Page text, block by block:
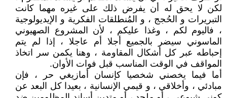
لكن لا يحق له أن يفرض ذلك على غيره مهما كانت
التبريرات و الحُجج ، و المُنطلقات الفكرية و الإيديولوجية
، فاليوم لكم ، وغذا عليكم ، لأن المشروع الصهيوني
الماسوني سيضر بالجميع أجلا أم عاجلا ، إذا لم يتم
إحباطه عبر كل أشكال المقاومة ، وهنا يكمن سر اتخاذ
المواقف في الوقت المناسب قبل فوات الأوان.
أما فيما يخصني شخصيا كإنسان أمازيغي حر ، فإن
مبادئي ، وأخلاقي ، و قيمي الإنسانية ، بعيدا كل البعد عن